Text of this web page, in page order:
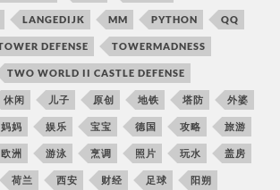
LANGEDIJK MM PYTHON QQ
DEFENSE TOWERMADNESS
TWO WORLD II CASTLE DEFENSE
休闲 儿子 原创 地铁 塔防 外婆
妈妈 娱乐 宝宝 德国 攻略 旅游
欧洲 游泳 烹调 照片 玩水 盖房
荷兰 西安 财经 足球 阳朔